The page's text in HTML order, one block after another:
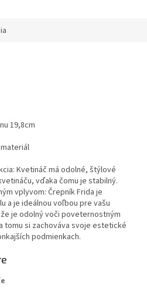
19,8cm
Kvetináč má odolné, štýlové
vďaka čomu je stabilný.
vplyvom: Črepník Frida je
a je ideálnou voľbou pre vašu
je odolný voči poveternostným
tomu si zachováva svoje estetické
podmienkach.